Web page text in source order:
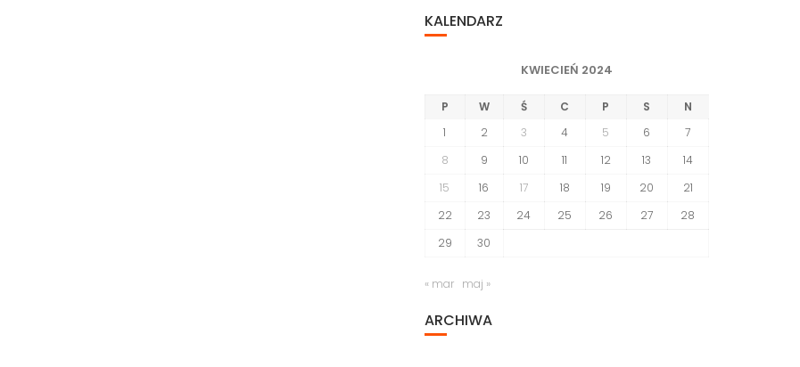
KALENDARZ
KWIECIEŃ 2024
P W Ś C P S
N
1
2 3 4 5 6
7
8
9 10 11 12 13
14
15
16 17 18 19 20
21
22
23 24 25 26 27
28
29
30
« mar maj »
ARCHIWA